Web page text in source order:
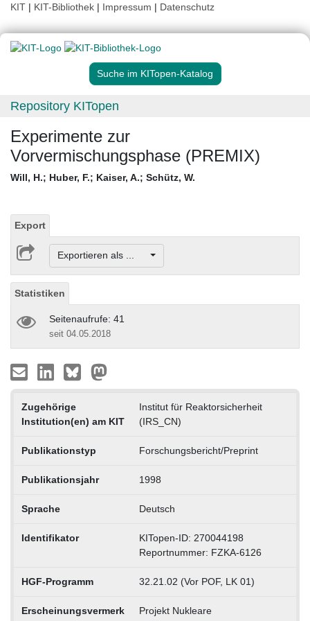
KIT | KIT-Bibliothek | Impressum | Datenschutz
Suche im KITopen-Katalog
Repository KITopen
Experimente zur
Vorvermischungsphase (PREMIX)
Will, H.; Huber, F.; Kaiser, A.; Schütz, W.
Export
Exportieren als ...
Statistiken
Seitenaufrufe: 41
seit 04.05.2018
Zugehörige
Institution(en) am KIT
Institut für Reaktorsicherheit
(IRS_CN)
Publikationstyp Forschungsbericht/Preprint
Publikationsjahr 1998
Sprache Deutsch
Identifikator
KITopen-ID: 270044198
Reportnummer: FZKA-6126
HGF-Programm 32.21.02 (Vor POF, LK 01)
Erscheinungsvermerk
Projekt Nukleare